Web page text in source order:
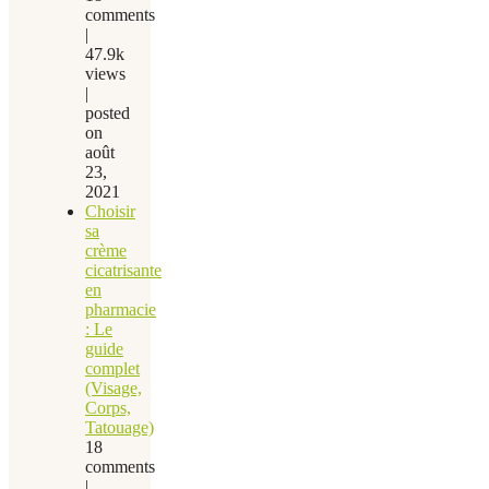
comments
|
47.9k
views
|
posted
on
août
23,
2021
Choisir
sa
crème
cicatrisante
en
pharmacie
: Le
guide
complet
(Visage,
Corps,
Tatouage)
18
comments